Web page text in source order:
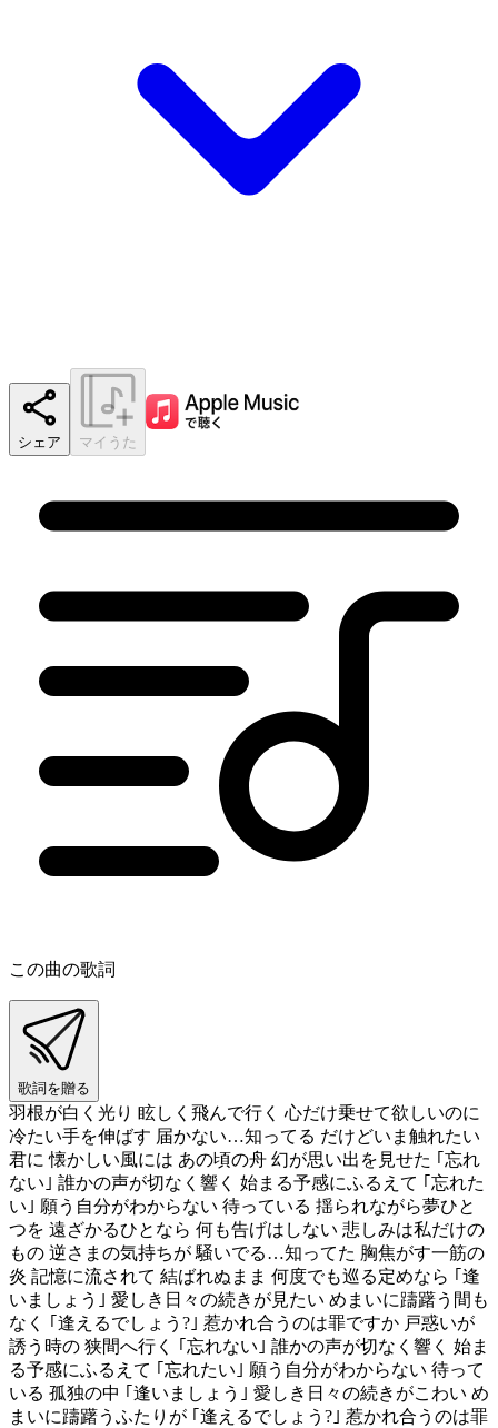
シェア マイうた
この曲の歌詞
歌詞を贈る
羽根が白く光り 眩しく飛んで行く 心だけ乗せて欲しいのに
冷たい手を伸ばす 届かない…知ってる だけどいま触れたい
君に 懐かしい風には あの頃の舟 幻が思い出を見せた ｢忘れ
ない｣ 誰かの声が切なく響く 始まる予感にふるえて ｢忘れた
い｣ 願う自分がわからない 待っている 揺られながら夢ひと
つを 遠ざかるひとなら 何も告げはしない 悲しみは私だけの
もの 逆さまの気持ちが 騒いでる…知ってた 胸焦がす一筋の
炎 記憶に流されて 結ばれぬまま 何度でも巡る定めなら ｢逢
いましょう｣ 愛しき日々の続きが見たい めまいに躊躇う間も
なく ｢逢えるでしょう?｣ 惹かれ合うのは罪ですか 戸惑いが
誘う時の 狭間へ行く ｢忘れない｣ 誰かの声が切なく響く 始ま
る予感にふるえて ｢忘れたい｣ 願う自分がわからない 待って
いる 孤独の中 ｢逢いましょう｣ 愛しき日々の続きがこわい め
まいに躊躇うふたりが ｢逢えるでしょう?｣ 惹かれ合うのは罪